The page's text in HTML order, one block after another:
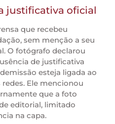
justificativa oficial
que recebeu
sem menção a seu
O fotógrafo declarou
de justificativa
esteja ligada ao
Ele mencionou
que a foto
editorial, limitado
na capa.